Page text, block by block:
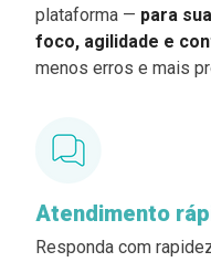
plataforma — para
foco, agilidade e
menos erros e mais
Atendimento
Responda com